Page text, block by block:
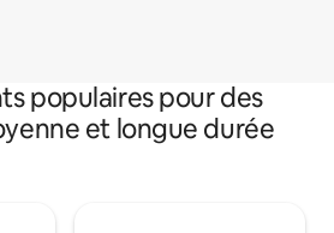
populaires pour des
et longue durée